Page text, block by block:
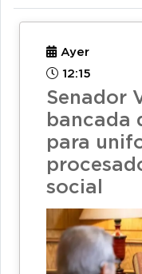
Ayer
12:15
Senador
bancada
para
social